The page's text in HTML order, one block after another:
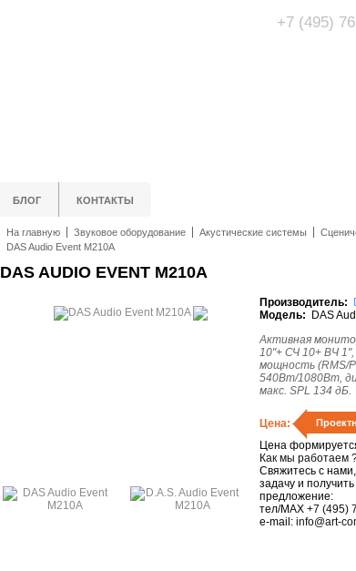
+7 (495)
БЛОГ КОНТАКТЫ
На главную Звуковое оборудование Акустические системы
DAS Audio Event M210A
DAS AUDIO EVENT M210A
Производитель:
Модель: DAS
Активная
10"+ СЧ 10+ ВЧ 1",
мощность (RMS/
540Вт/1080Вт,
макс. SPL 134 дБ.
Цена:
Цена
Как мы работаем
Свяжитесь с
задачу и
предложение:
тел/MAX +7 (495)
e-mail: info@art-